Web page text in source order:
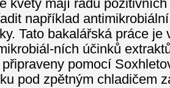
květy mají řadu
například
Tato bakalářská práce
ních účinků
připraveny pomocí
pod zpětným chladičem